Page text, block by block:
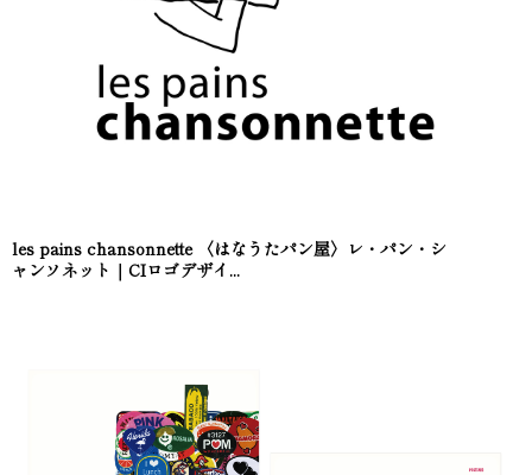
les pains chansonnette 〈はなうたパン屋〉レ・パン・シ
ャンソネット｜CIロゴデザイ...